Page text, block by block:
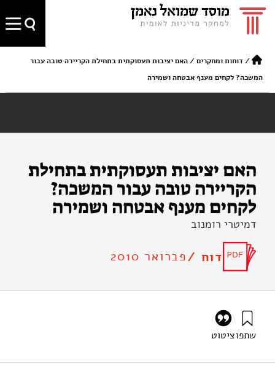
/דוחות ומחקרים /האם יציבות תעסוקתית בתחילת הקריירה טובה עבור
המשכה? לקחים מענף אבטחה ושמירה
האם יציבות תעסוקתית בתחילת
הקריירה טובה עבור המשכה?
לקחים מענף אבטחה ושמירה
דמיטרי רומנוב
דוח /פברואר 2010
שתפוציטוט